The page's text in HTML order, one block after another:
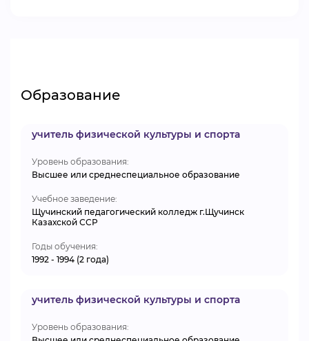
Образование
учитель физической культуры и спорта
Уровень образования:
Высшее или среднеспециальное образование
Учебное заведение:
Щучинский педагогический колледж г.Щучинск
Казахской ССР
Годы обучения:
1992 - 1994 (2 года)
учитель физической культуры и спорта
Уровень образования: